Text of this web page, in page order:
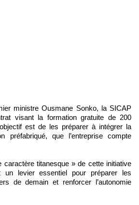
visant la formation gratuite de 200
est de les préparer à intégrer la
préfabriqué, que l’entreprise compte
caractère titanesque » de cette initiative
un levier essentiel pour préparer les
de demain et renforcer l’autonomie